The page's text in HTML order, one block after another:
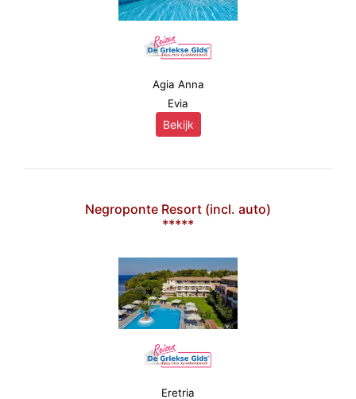
Agia Anna
Evia
Bekijk
Negroponte Resort (incl. auto)
*****
Eretria